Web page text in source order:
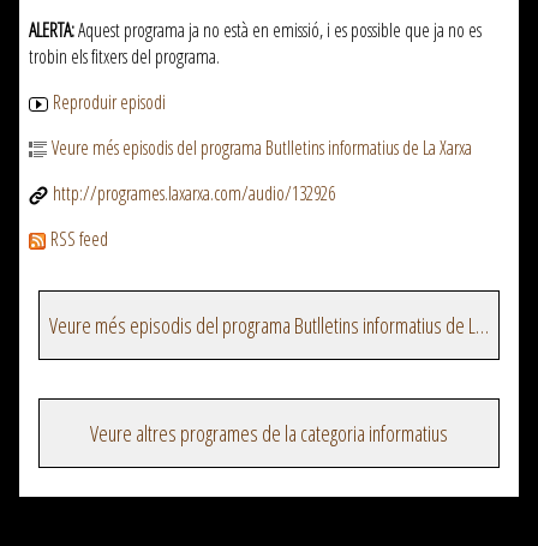
ALERTA:Aquest programa ja no està en emissió, i es possible que ja no es
trobin els fitxers del programa.
Reproduir episodi
Veure més episodis del programa Butlletins informatius de La Xarxa
http://programes.laxarxa.com/audio/132926
RSS feed
Veure més episodis del programa Butlletins informatius de La Xarxa
Veure altres programes de la categoria informatius